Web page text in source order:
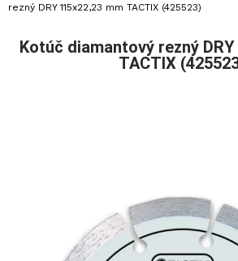
rezný DRY 115x22,23 mm TACTIX (425523)
Kotúč diamantový rezný
TACTIX